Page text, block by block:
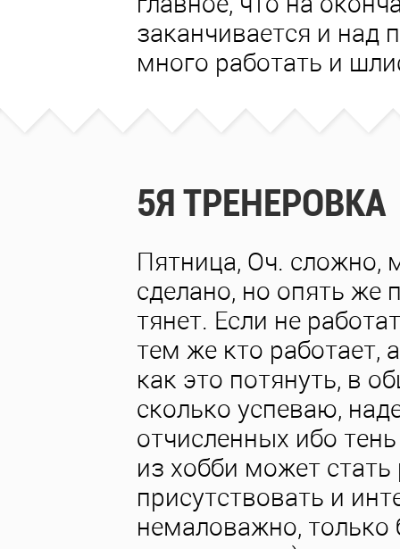
заканчивается и
много работать и
5Я ТРЕНЕРОВКА
Пятница, Оч. сложно,
сделано, но опять же
тянет. Если не
тем же кто работает,
как это потянуть, в
сколько успеваю,
отчисленных ибо
из хобби может
присутствовать и
немаловажно, только